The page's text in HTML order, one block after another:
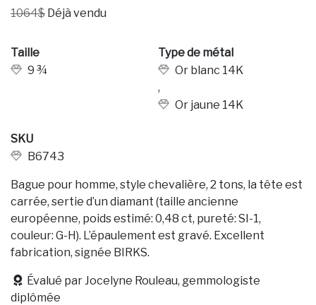
1064$ Déjà vendu
Taille
9 ¾
Type de métal
Or blanc 14K
,
Or jaune 14K
SKU
B6743
Bague pour homme, style chevalière, 2 tons, la tête est
carrée, sertie d’un diamant (taille ancienne
européenne, poids estimé: 0,48 ct, pureté: SI-1,
couleur: G-H). L’épaulement est gravé. Excellent
fabrication, signée BIRKS.
Évalué par Jocelyne Rouleau, gemmologiste
diplômée